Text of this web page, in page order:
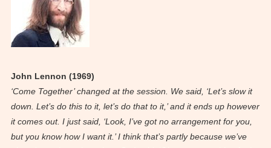
John Lennon (1969)
‘Come Together’ changed at the session. We said, ‘Let’s slow it
down. Let’s do this to it, let’s do that to it,’ and it ends up however
it comes out. I just said, ‘Look, I’ve got no arrangement for you,
but you know how I want it.’ I think that’s partly because we’ve